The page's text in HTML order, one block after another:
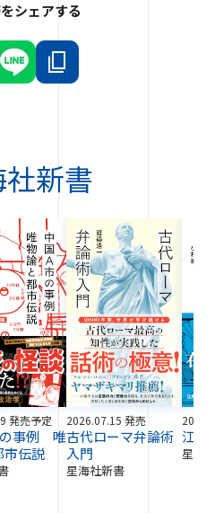
シェアする
新書
発売予定
の事例 唯
市伝説
2026.07.15 発売
古代ローマ弁論術
入門
星海社新書
江戸
星海